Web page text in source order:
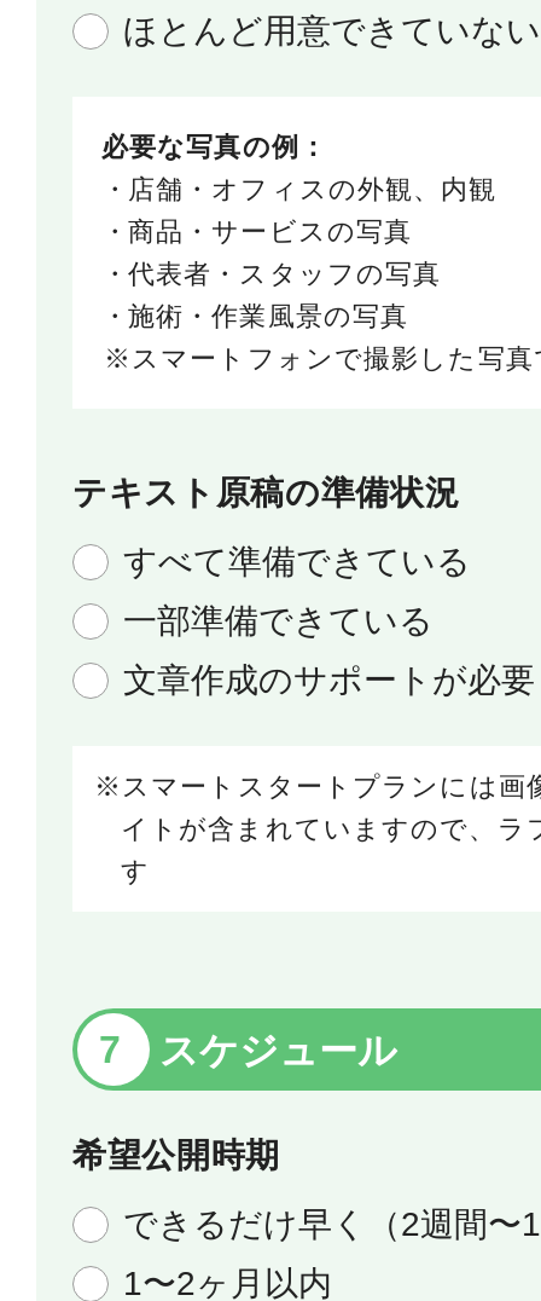
ほとんど用意できていな
必要な写真の例：
店舗・オフィスの外観、内観
商品・サービスの写真
代表者・スタッフの写真
施術・作業風景の写真
スマートフォンで撮影した写
テキスト原稿の準備状況
すべて準備できている
一部準備できている
文章作成のサポートが必要
スマートスタートプランには画
イトが含まれていますので、ラ
す
スケジュール
希望公開時期
できるだけ早く（2週間〜
1〜2ヶ月以内